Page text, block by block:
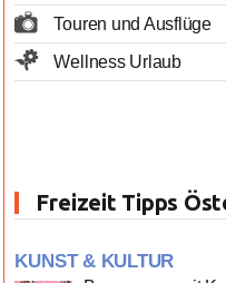
Touren und Ausflüge
Wellness Urlaub
Freizeit Tipps
KUNST & KULTUR